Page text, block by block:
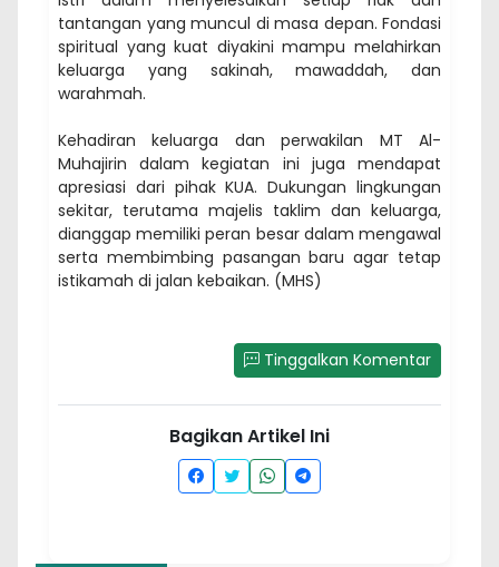
tantangan yang muncul di masa depan. Fondasi
spiritual yang kuat diyakini mampu melahirkan
keluarga yang sakinah, mawaddah, dan
warahmah.
Kehadiran keluarga dan perwakilan MT Al-
Muhajirin dalam kegiatan ini juga mendapat
apresiasi dari pihak KUA. Dukungan lingkungan
sekitar, terutama majelis taklim dan keluarga,
dianggap memiliki peran besar dalam mengawal
serta membimbing pasangan baru agar tetap
istikamah di jalan kebaikan. (MHS)
Tinggalkan Komentar
Bagikan Artikel Ini